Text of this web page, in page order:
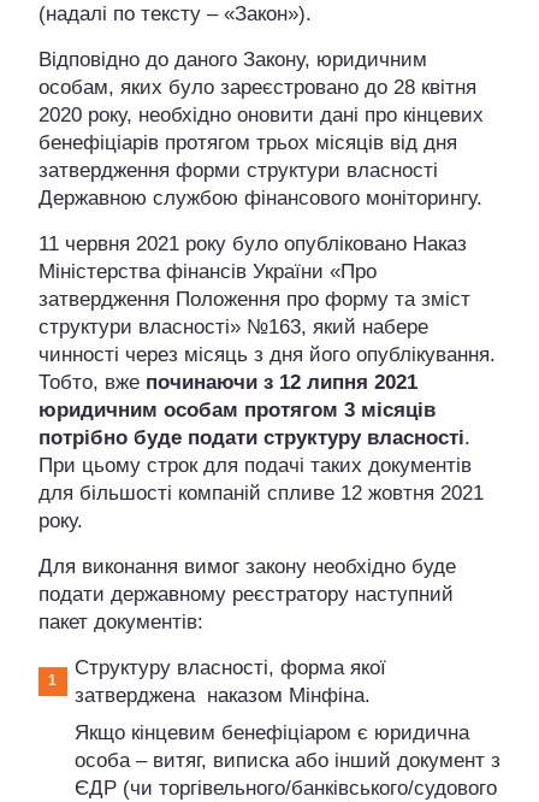
(надалі по тексту – «Закон»).
Відповідно до даного Закону, юридичним
особам, яких було зареєстровано до 28 квітня
2020 року, необхідно оновити дані про кінцевих
бенефіціарів протягом трьох місяців від дня
затвердження форми структури власності
Державною службою фінансового моніторингу.
11 червня 2021 року було опубліковано Наказ
Міністерства фінансів України «Про
затвердження Положення про форму та зміст
структури власності» №163, який набере
чинності через місяць з дня його опублікування.
Тобто, вже починаючи з 12 липня 2021
юридичним особам протягом 3 місяців
потрібно буде подати структуру власності.
При цьому строк для подачі таких документів
для більшості компаній спливе 12 жовтня 2021
року.
Для виконання вимог закону необхідно буде
подати державному реєстратору наступний
пакет документів:
Структуру власності, форма якої
затверджена наказом Мінфіна.
Якщо кінцевим бенефіціаром є юридична
особа – витяг, виписка або інший документ з
ЄДР (чи торгівельного/банківського/судового